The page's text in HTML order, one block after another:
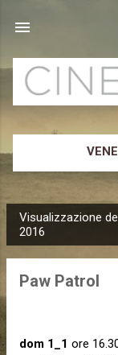
CINEMA
o
Visualizzazione
2016
Paw Patrol
dom 1_1 ore